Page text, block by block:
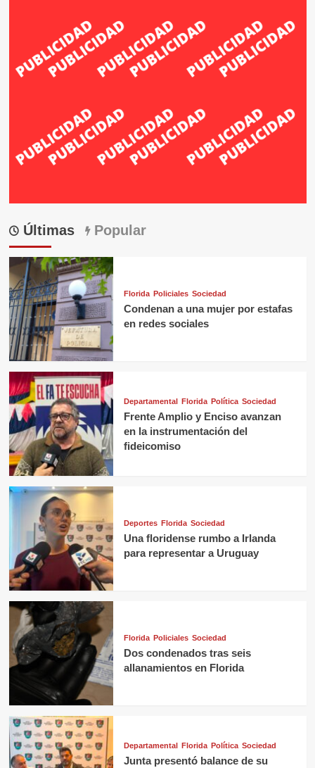
Últimas Popular
Florida Policiales Sociedad
Condenan a una mujer por estafas
en redes sociales
Departamental Florida Política Sociedad
Frente Amplio y Enciso avanzan
en la instrumentación del
fideicomiso
Deportes Florida Sociedad
Una floridense rumbo a Irlanda
para representar a Uruguay
Florida Policiales Sociedad
Dos condenados tras seis
allanamientos en Florida
Departamental Florida Política Sociedad
Junta presentó balance de su